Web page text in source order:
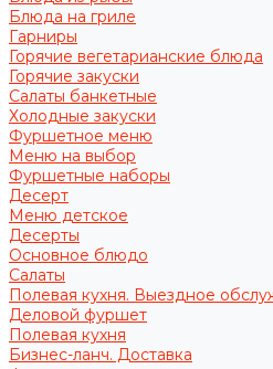
Блюда на гриле
Гарниры
Горячие вегетарианские блюда
Горячие закуски
Салаты банкетные
Холодные закуски
Фуршетное меню
Меню на выбор
Фуршетные наборы
Десерт
Меню детское
Десерты
Основное блюдо
Салаты
Полевая кухня. Выездное
Деловой фуршет
Полевая кухня
Бизнес-ланч. Доставка